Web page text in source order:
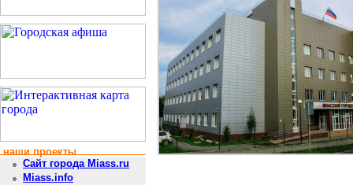
наши проекты
Сайт города Miass.ru
Miass.info